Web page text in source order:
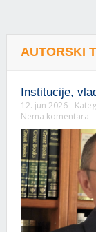
AUTORSKI
Institucije,
12. jun 2026
Nema komentara